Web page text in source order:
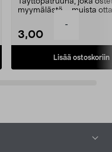
-
Täyttöpatruuna, joka
myymälästä – muista
3,00
Lisää ostoskoriin